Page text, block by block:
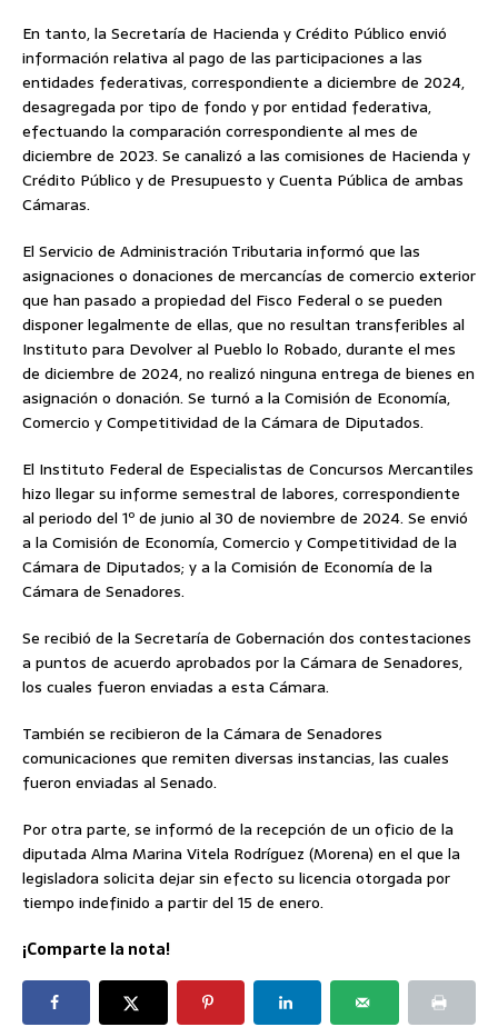
En tanto, la Secretaría de Hacienda y Crédito Público envió
información relativa al pago de las participaciones a las
entidades federativas, correspondiente a diciembre de 2024,
desagregada por tipo de fondo y por entidad federativa,
efectuando la comparación correspondiente al mes de
diciembre de 2023. Se canalizó a las comisiones de Hacienda y
Crédito Público y de Presupuesto y Cuenta Pública de ambas
Cámaras.
El Servicio de Administración Tributaria informó que las
asignaciones o donaciones de mercancías de comercio exterior
que han pasado a propiedad del Fisco Federal o se pueden
disponer legalmente de ellas, que no resultan transferibles al
Instituto para Devolver al Pueblo lo Robado, durante el mes
de diciembre de 2024, no realizó ninguna entrega de bienes en
asignación o donación. Se turnó a la Comisión de Economía,
Comercio y Competitividad de la Cámara de Diputados.
El Instituto Federal de Especialistas de Concursos Mercantiles
hizo llegar su informe semestral de labores, correspondiente
al periodo del 1º de junio al 30 de noviembre de 2024. Se envió
a la Comisión de Economía, Comercio y Competitividad de la
Cámara de Diputados; y a la Comisión de Economía de la
Cámara de Senadores.
Se recibió de la Secretaría de Gobernación dos contestaciones
a puntos de acuerdo aprobados por la Cámara de Senadores,
los cuales fueron enviadas a esta Cámara.
También se recibieron de la Cámara de Senadores
comunicaciones que remiten diversas instancias, las cuales
fueron enviadas al Senado.
Por otra parte, se informó de la recepción de un oficio de la
diputada Alma Marina Vitela Rodríguez (Morena) en el que la
legisladora solicita dejar sin efecto su licencia otorgada por
tiempo indefinido a partir del 15 de enero.
¡Comparte la nota!